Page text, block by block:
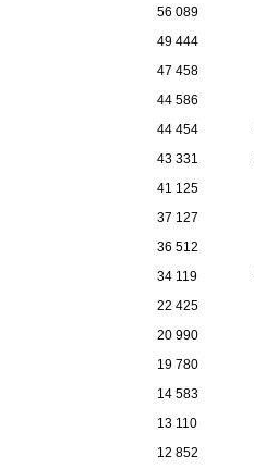
56 089
49 444
47 458
44 586
44 454
43 331
41 125
37 127
36 512
34 119
22 425
20 990
19 780
14 583
13 110
12 852